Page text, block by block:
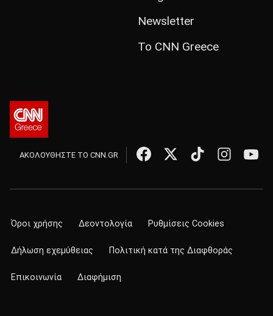
Newsletter
Το CNN Greece
ΑΚΟΛΟΥΘΗΣΤΕ ΤΟ CNN.GR
Όροι χρήσης Δεοντολογία Ρυθμίσεις Cookies
Δήλωση εχεμύθειας Πολιτική κατά της Διαφθοράς
Επικοινωνία Διαφήμιση